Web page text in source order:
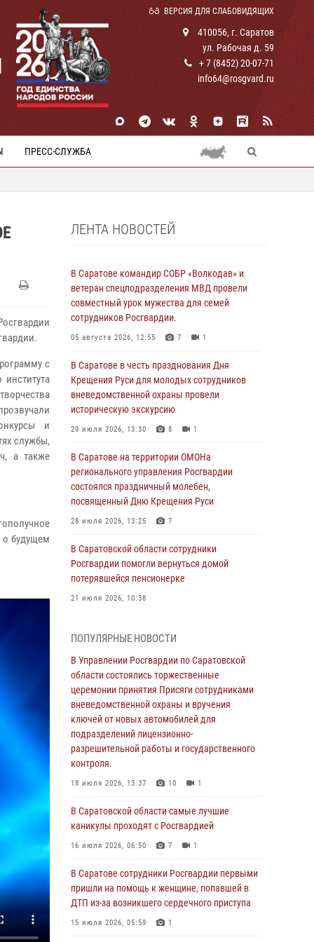
ВЕРСИЯ ДЛЯ СЛАБОВИДЯЩИХ
410056, г. Саратов
ул. Рабочая д. 59
+ 7 (8452) 20-07-71
info64@rosgvard.ru
ПРЕСС-СЛУЖБА
с
и
службы,
а также
о будущем
ЛЕНТА НОВОСТЕЙ
В Саратове командир СОБР «Волкодав» и
ветеран спецподразделения МВД провели
совместный урок мужества для семей
сотрудников Росгвардии.
05 августа 2026, 12:55 7 1
В Саратове в честь празднования Дня
Крещения Руси для молодых сотрудников
вневедомственной охраны провели
историческую экскурсию
29 июля 2026, 13:30 8 1
В Саратове на территории ОМОНа
регионального управления Росгвардии
состоялся праздничный молебен,
посвященный Дню Крещения Руси
28 июля 2026, 13:25 7
В Саратовской области сотрудники
Росгвардии помогли вернуться домой
потерявшейся пенсионерке
21 июля 2026, 10:38
области состоялись торжественные
церемонии принятия Присяги сотрудниками
вневедомственной охраны и вручения
ключей от новых автомобилей для
подразделений лицензионно-
разрешительной работы и государственного
18 июля 2026, 13:37 10 1
В Саратовской области самые лучшие
16 июля 2026, 06:50 7 1
В Саратове сотрудники Росгвардии первыми
ДТП из-за возникшего сердечного приступа
15 июля 2026, 05:59 1
В Саратове продолжается масштабная
ПОПУЛЯРНЫЕ НОВОСТИ
В Управлении Росгвардии по Саратовской
области состоялись торжественные
церемонии принятия Присяги сотрудниками
вневедомственной охраны и вручения
ключей от новых автомобилей для
подразделений лицензионно-
разрешительной работы и государственного
контроля.
18 июля 2026, 13:37 10 1
В Саратовской области самые лучшие
каникулы проходят с Росгвардией
16 июля 2026, 06:50 7 1
В Саратове сотрудники Росгвардии первыми
пришли на помощь к женщине, попавшей в
ДТП из-за возникшего сердечного приступа
15 июля 2026, 05:59 1